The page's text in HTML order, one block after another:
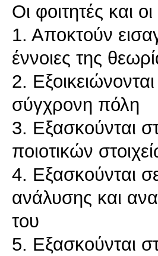
Οι φοιτητές και οι
1. Αποκτούν
έννοιες της
2.
σύγχρονη πόλη
3. Εξασκούνται
ποιοτικών
4. Εξασκούνται
ανάλυσης και
του
5. Εξασκούνται